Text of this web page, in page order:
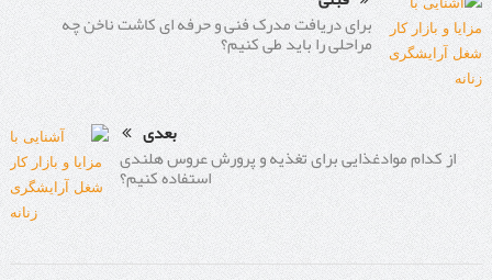
برای دریافت مدرک فنی و حرفه ای کاشت ناخن چه
مراحلی را باید طی کنیم؟
بعدی
از کدام موادغذایی برای تغذیه و پرورش عروس هلندی
استفاده کنیم؟